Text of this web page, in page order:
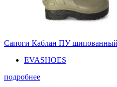
Сапоги Каблан ПУ
EVASHOES
подробнее